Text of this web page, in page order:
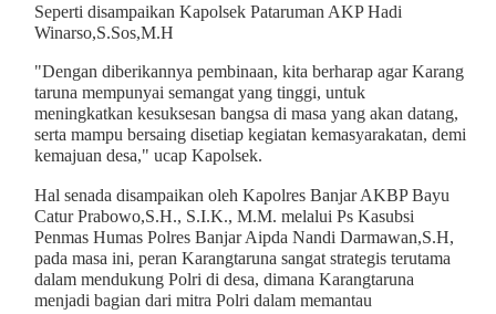
Seperti disampaikan Kapolsek Pataruman AKP Hadi
Winarso,S.Sos,M.H
"Dengan diberikannya pembinaan, kita berharap agar Karang
taruna mempunyai semangat yang tinggi, untuk
meningkatkan kesuksesan bangsa di masa yang akan datang,
serta mampu bersaing disetiap kegiatan kemasyarakatan, demi
kemajuan desa," ucap Kapolsek.
Hal senada disampaikan oleh Kapolres Banjar AKBP Bayu
Catur Prabowo,S.H., S.I.K., M.M. melalui Ps Kasubsi
Penmas Humas Polres Banjar Aipda Nandi Darmawan,S.H,
pada masa ini, peran Karangtaruna sangat strategis terutama
dalam mendukung Polri di desa, dimana Karangtaruna
menjadi bagian dari mitra Polri dalam memantau